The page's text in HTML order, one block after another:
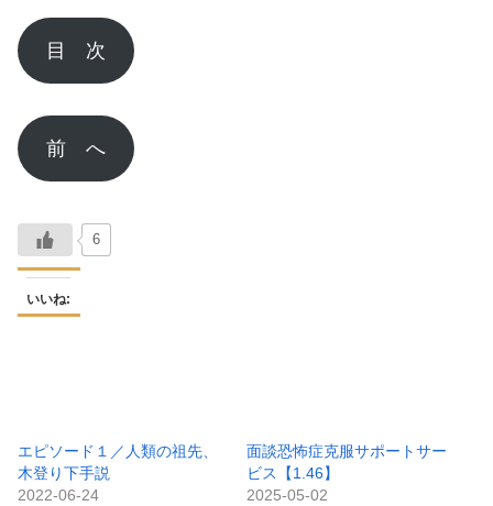
目 次
前 へ
6
いいね:
エピソード１／人類の祖先、
木登り下手説
2022-06-24
面談恐怖症克服サポートサー
ビス【1.46】
2025-05-02